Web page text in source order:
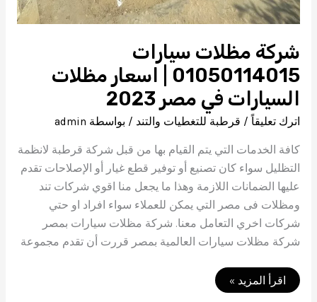
شركة مظلات سيارات
01050114015 | اسعار مظلات
السيارات في مصر 2023
اترك تعليقاً / قرطبة للتغطيات والتند / بواسطة admin
كافة الخدمات التي يتم القيام بها من قبل شركة قرطبة لانظمة
التظليل سواء كان تصنيع أو توفير قطع غيار أو الإصلاحات تقدم
عليها الضمانات اللازمة وهذا ما يجعل منا اقوي شركات تند
ومظلات فى مصر التي يمكن للعملاء سواء افراد او حتي
شركات اخري التعامل معنا. شركة مظلات سيارات بمصر
شركة مظلات سيارات العالمية بمصر قررت أن تقدم مجموعة
شركة
مظلات
اقرأ المزيد »